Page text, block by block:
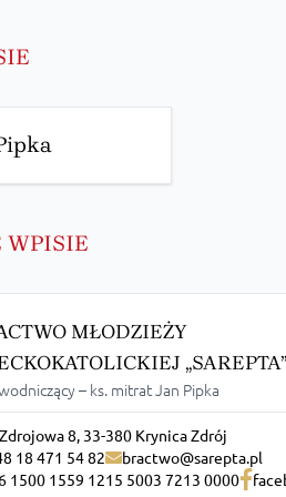
WPISIE
MŁODZIEŻY
„SAREPTA”
– ks. mitrat Jan Pipka
8, 33-380 Krynica Zdrój
18 471 54 82
bractwo@sarepta.pl
1500 1559 1215 5003 7213 0000